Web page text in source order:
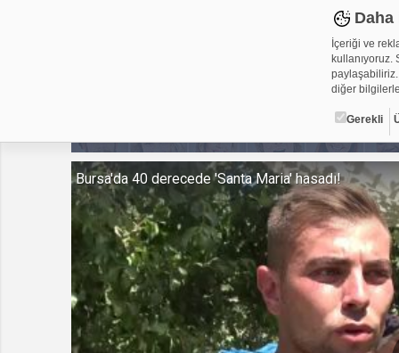
İçeriği ve
kullanıyoruz.
paylaşabiliriz.
diğer
Gerekli
Çerez
Çerezler,
metin
alanlar için
Gerekli
Üçüncü
Bursa'da 40 derecede 'Santa Maria' hasadı!